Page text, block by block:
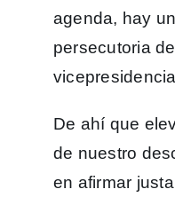
agenda, hay
persecutoria
De ahí que
de nuestro
en afirmar